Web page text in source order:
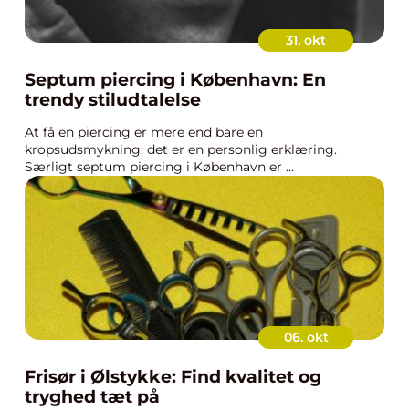
31. okt
Septum piercing i København: En
trendy stiludtalelse
At få en piercing er mere end bare en
kropsudsmykning; det er en personlig erklæring.
Særligt septum piercing i København er ...
06. okt
Frisør i Ølstykke: Find kvalitet og
tryghed tæt på